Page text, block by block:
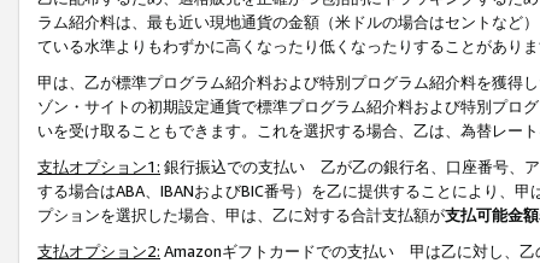
ラム紹介料は、最も近い現地通貨の金額（米ドルの場合はセントなど
ている水準よりもわずかに高くなったり低くなったりすることがあり
甲は、乙が標準プログラム紹介料および特別プログラム紹介料を獲得
ゾン・サイトの初期設定通貨で標準プログラム紹介料および特別プロ
いを受け取ることもできます。これを選択する場合、乙は、為替レー
支払オプション1: 銀行振込での支払い 乙が乙の銀行名、口座番号、
する場合はABA、IBANおよびBIC番号）を乙に提供することにより、
プションを選択した場合、甲は、乙に対する合計支払額が支払可能金
支払オプション2: Amazonギフトカードでの支払い 甲は乙に対し、乙